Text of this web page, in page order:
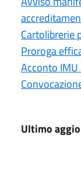
Cartolibrerie
Proroga
Acconto
Ultimo